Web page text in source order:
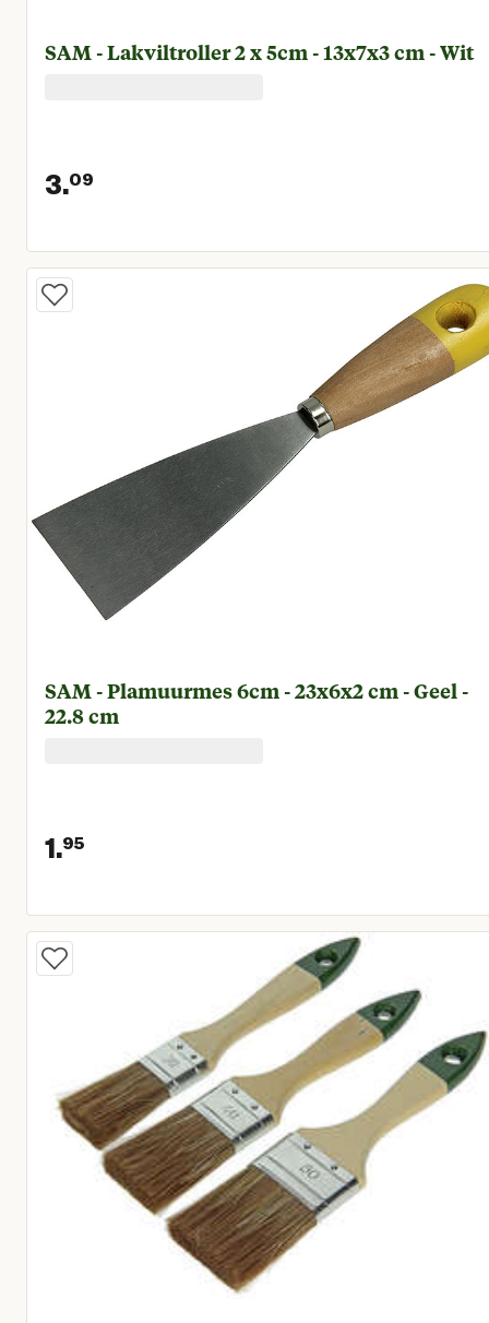
SAM - Lakviltroller 2 x 5cm - 13x7x3 cm - Wit
3.09
Huidige prijs € 3,09
SAM - Plamuurmes 6cm - 23x6x2 cm - Geel -
22.8 cm
1.95
Huidige prijs € 1,95